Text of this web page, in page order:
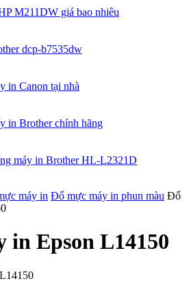
M211DW giá bao nhiêu
dcp-b7535dw
in Canon tại nhà
in Brother chính hãng
máy in Brother HL-L2321D
máy in Đổ mực máy in phun màu Đổ
in Epson L14150